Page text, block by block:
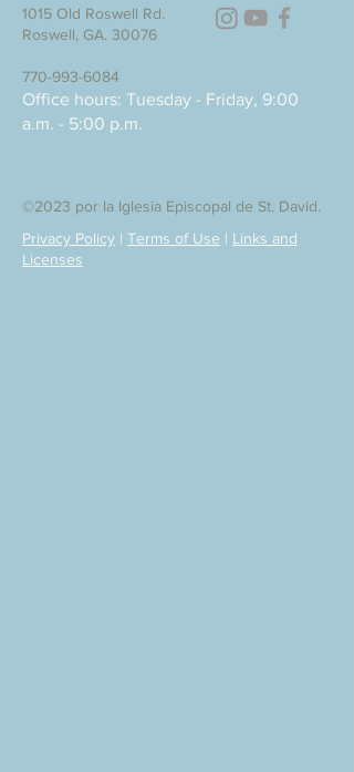
1015 Old Roswell Rd.
Roswell, GA. 30076
770-993-6084
Office hours: Tuesday - Friday, 9:00
a.m. - 5:00 p.m.
©2023 por la Iglesia Episcopal de St. David.
Privacy Policy | Terms of Use | Links and
Licenses